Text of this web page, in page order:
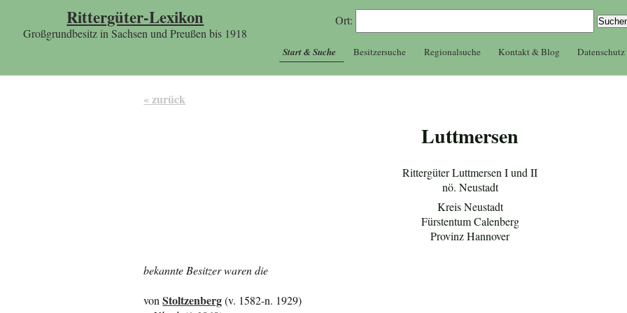
Rittergüter-Lexikon
Großgrundbesitz in Sachsen und Preußen bis 1918
Ort:
Start & Suche Besitzersuche Regionalsuche Kontakt & Blog Datenschutz
« zurück
Luttmersen
Rittergüter Luttmersen I und II
nö. Neustadt
Kreis Neustadt
Fürstentum Calenberg
Provinz Hannover
bekannte Besitzer waren die
vonStoltzenberg(v. 1582-n. 1929)